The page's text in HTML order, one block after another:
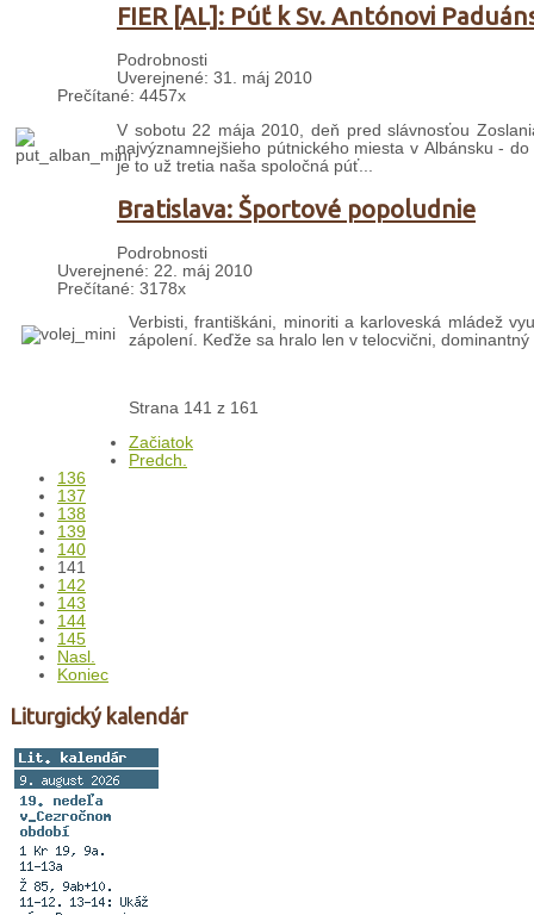
FIER [AL]: Púť k Sv. Antónovi
Podrobnosti
Uverejnené: 31. máj 2010
Prečítané: 4457x
V sobotu 22 mája 2010, deň pred slávnosťou
najvýznamnejšieho pútnického miesta v Albánsku -
je to už tretia naša spoločná púť...
Bratislava: Športové popoludnie
Podrobnosti
Uverejnené: 22. máj 2010
Prečítané: 3178x
Verbisti, františkáni, minoriti a karloveská mládež
zápolení. Keďže sa hralo len v telocvični, dominantný
Strana 141 z 161
Začiatok
Predch.
136
137
138
139
140
141
142
143
144
145
Nasl.
Koniec
Liturgický kalendár